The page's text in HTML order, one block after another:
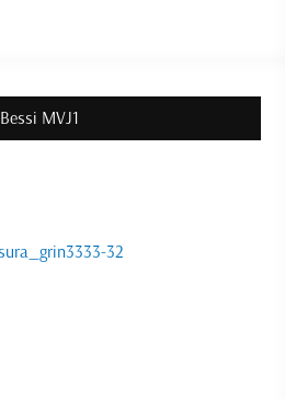
Bessi MVJ1